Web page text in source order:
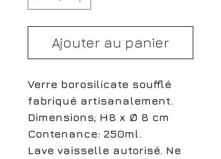
Ajouter au panier
Verre borosilicate soufflé
fabriqué artisanalement.
Dimensions; H8 x Ø 8 cm
Contenance: 250ml.
Lave vaisselle autorisé. Ne